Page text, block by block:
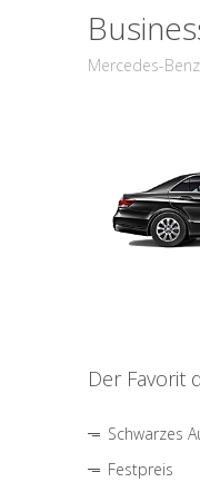
Mercedes-
Der Favorit
Schwarzes
Festpreis